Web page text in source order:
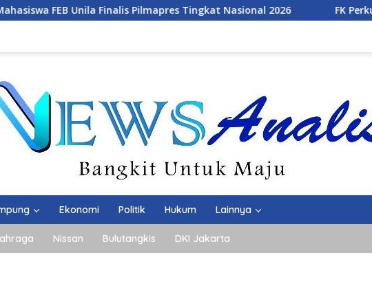
Finalis Pilmapres Tingkat Nasional 2026 FK Perkuat Kolaborasi
Ekonomi Politik Hukum Lainnya
Nissan Bulutangkis DKI Jakarta